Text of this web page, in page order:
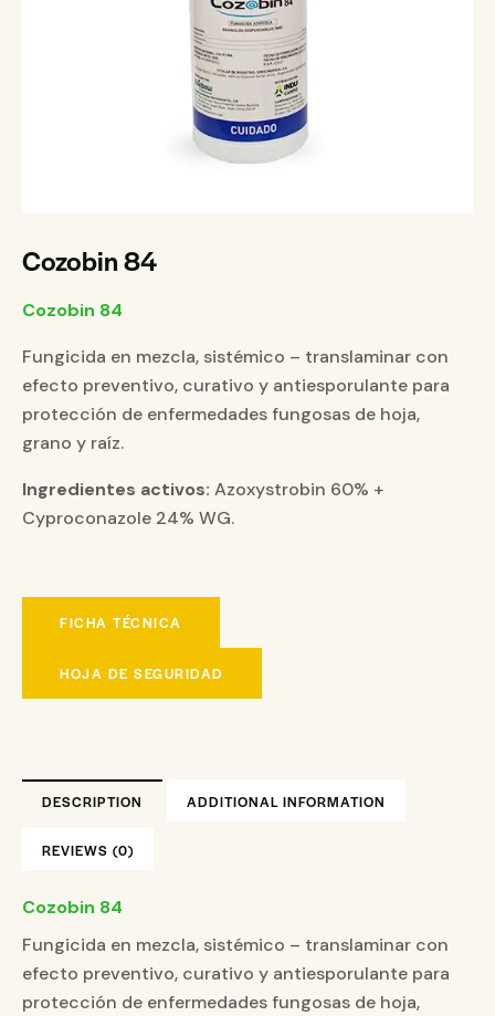
Cozobin 84
Cozobin 84
Fungicida en mezcla, sistémico – translaminar con
efecto preventivo, curativo y antiesporulante para
protección de enfermedades fungosas de hoja,
grano y raíz.
Ingredientes activos: Azoxystrobin 60% +
Cyproconazole 24% WG.
FICHA TÉCNICA
HOJA DE SEGURIDAD
DESCRIPTION ADDITIONAL INFORMATION
REVIEWS (0)
Cozobin 84
Fungicida en mezcla, sistémico – translaminar con
efecto preventivo, curativo y antiesporulante para
protección de enfermedades fungosas de hoja,